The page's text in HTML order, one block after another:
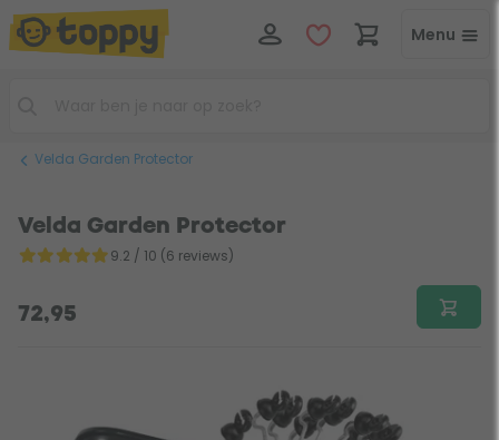
Menu
Velda Garden Protector
Velda Garden Protector
9.2 / 10 (6 reviews)
72,95